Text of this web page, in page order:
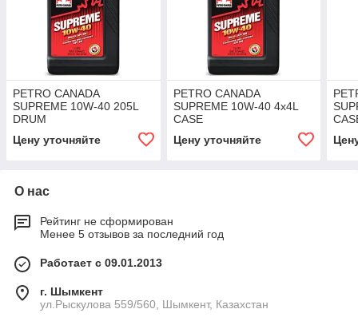
PETRO CANADA
SUPREME 10W-40 205L
DRUM
Цену уточняйте
PETRO CANADA
SUPREME 10W-40 4x4L
CASE
Цену уточняйте
О нас
Рейтинг не сформирован
Менее 5 отзывов за последний год
Работает с 09.01.2013
г. Шымкент
ул.Рыскулова 559/560, Шымкент, Казахстан